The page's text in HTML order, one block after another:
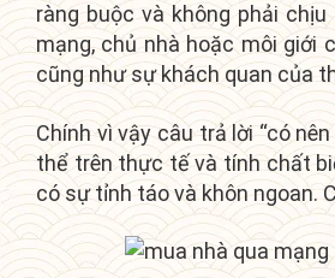
ràng buộc và không phải
mạng, chủ nhà hoặc môi giới
cũng như sự khách quan của
Chính vì vậy câu trả lời “có
thể trên thực tế và tính chất
có sự tỉnh táo và khôn ngoan.